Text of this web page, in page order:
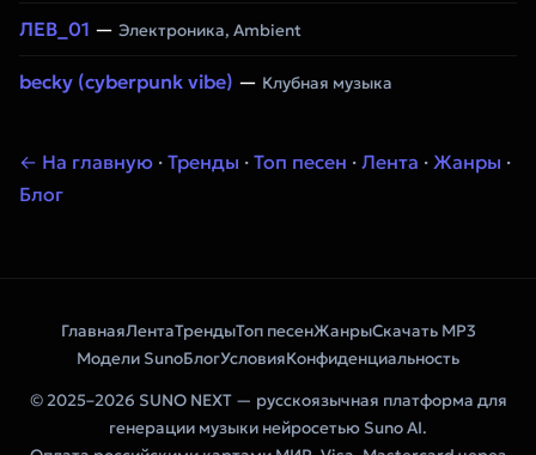
ЛЕВ_01 — Электроника, Ambient
becky (cyberpunk vibe) — Клубная музыка
← На главную · Тренды · Топ песен · Лента · Жанры ·
Блог
ГлавнаяЛентаТрендыТоп песенЖанрыСкачать MP3
Модели SunoБлогУсловияКонфиденциальность
© 2025–2026 SUNO NEXT — русскоязычная платформа для
генерации музыки нейросетью Suno AI.